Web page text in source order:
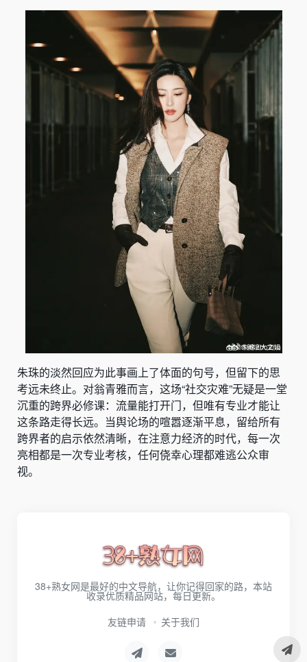
朱珠的淡然回应为此事画上了体面的句号，但留下的思
考远未终止。对翁青雅而言，这场“社交灾难”无疑是一堂
沉重的跨界必修课：流量能打开门，但唯有专业才能让
这条路走得长远。当舆论场的喧嚣逐渐平息，留给所有
跨界者的启示依然清晰，在注意力经济的时代，每一次
亮相都是一次专业考核，任何侥幸心理都难逃公众审
视。
38+熟女网是最好的中文导航，让你记得回家的路，本站
收录优质精品网站，每日更新。
友链申请
关于我们